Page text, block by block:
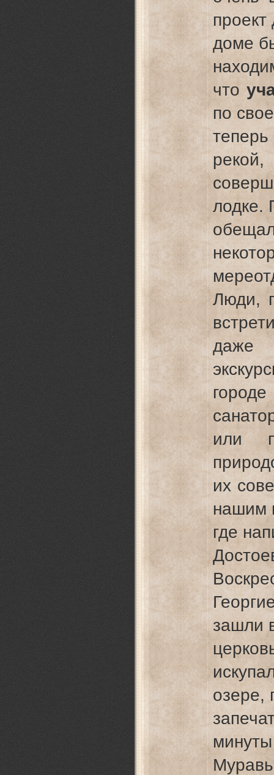
доме
что
по
лодке.
Люди,
даже
или
их
нашим
где
зашли
озере,